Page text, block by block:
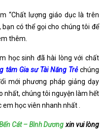
“Chất lượng giáo dục là trên
có thể gọi cho chúng tôi để
thêm.
học sinh đã hài lòng với chất
tâm Gia sư Tài Năng Trẻchúng
mới phương pháp giảng dạy
nhất, chúng tôi nguyện làm hết
học viên nhanh nhất .
Cát – Bình Dương xin vui lòng